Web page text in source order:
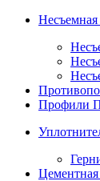
Профили